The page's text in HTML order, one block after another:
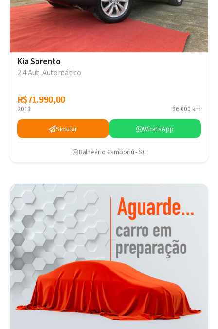
Kia Sorento
2.4 Aut. Automático
R$71.990,00
R$71.990,00
2013 96.000 km
Simular WhatsApp
Balneário Camboriú - SC